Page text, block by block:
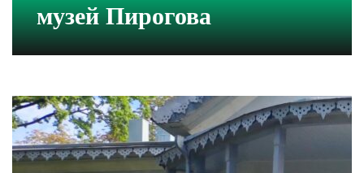
музей Пирогова